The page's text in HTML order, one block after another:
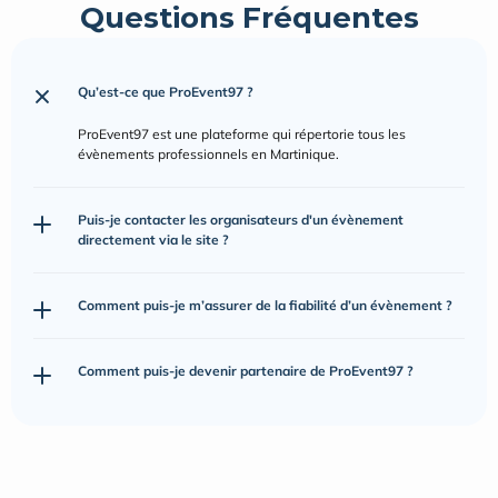
Questions Fréquentes
Qu’est-ce que ProEvent97 ?
ProEvent97 est une plateforme qui répertorie tous les
évènements professionnels en Martinique.
Puis-je contacter les organisateurs d'un évènement
directement via le site ?
Comment puis-je m’assurer de la fiabilité d’un évènement ?
Comment puis-je devenir partenaire de ProEvent97 ?